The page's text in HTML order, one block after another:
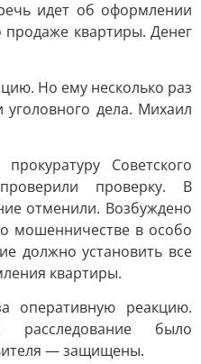
идет об оформлении
продаже квартиры. Денег
Но ему несколько раз
дела. Михаил
Советского
проверку. В
отменили. Возбуждено
мошенничестве в особо
должно установить все
квартиры.
оперативную реакцию.
было
— защищены.